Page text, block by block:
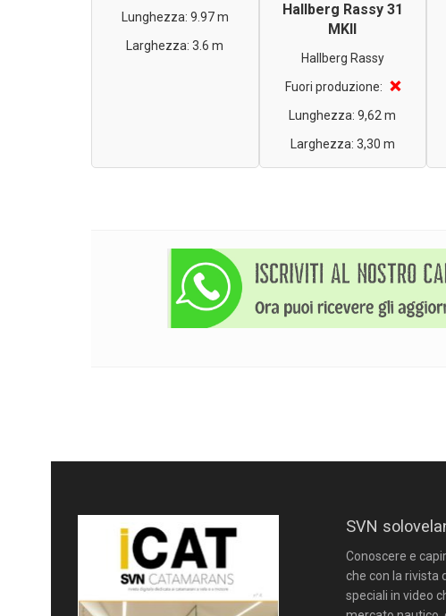
Lunghezza: 9.97 m
Larghezza: 3.6 m
Hallberg Rassy 31
MKII
Hallberg Rassy
Fuori produzione: ❌
Lunghezza: 9,62 m
Larghezza: 3,30 m
SVN
Conoscere e
che con la rivista
speciali in video